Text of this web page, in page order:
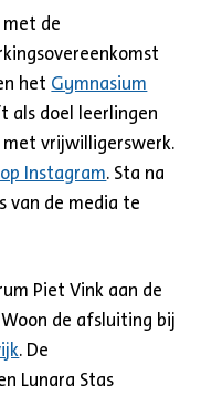
de
het Gymnasium
als doel leerlingen
vrijwilligerswerk.
Instagram. Sta na
van de media te
Piet Vink aan de
de afsluiting bij
. De
Lunara Stas